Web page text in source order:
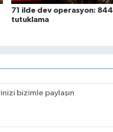
71 ilde dev operasyon: 844
tutuklama